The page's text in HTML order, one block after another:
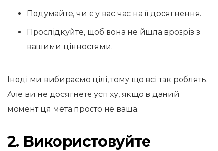
Подумайте, чи є у вас час на її досягнення.
Прослідкуйте, щоб вона не йшла врозріз з
вашими цінностями.
Іноді ми вибираємо цілі, тому що всі так роблять.
Але ви не досягнете успіху, якщо в даний
момент ця мета просто не ваша.
2. Використовуйте